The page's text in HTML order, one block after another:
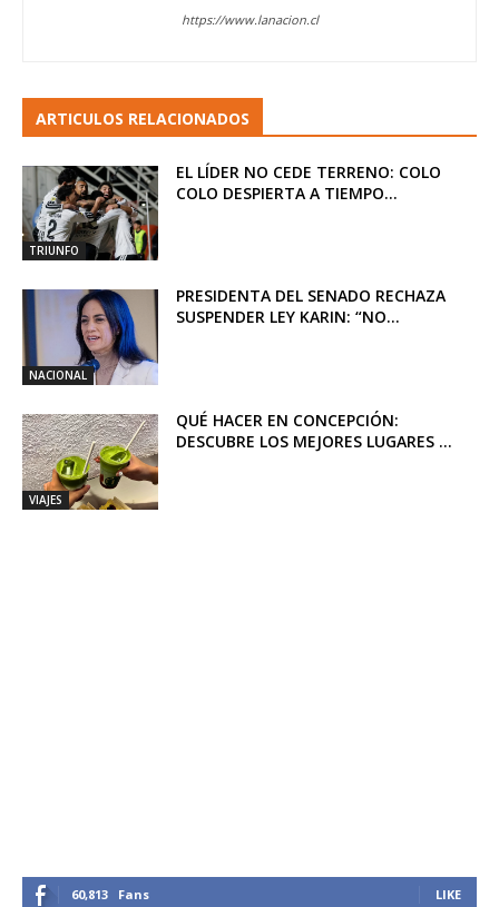
https://www.lanacion.cl
ARTICULOS RELACIONADOS
TRIUNFO
EL LÍDER NO CEDE TERRENO: COLO
COLO DESPIERTA A TIEMPO...
NACIONAL
PRESIDENTA DEL SENADO RECHAZA
SUSPENDER LEY KARIN: “NO...
VIAJES
QUÉ HACER EN CONCEPCIÓN:
DESCUBRE LOS MEJORES LUGARES ...
60,813 Fans LIKE